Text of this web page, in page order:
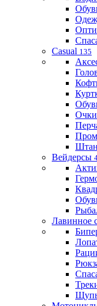
Casual 135
Очки
Вейдерсы
Лавинное